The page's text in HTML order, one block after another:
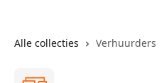
Alle collecties Verhuurders